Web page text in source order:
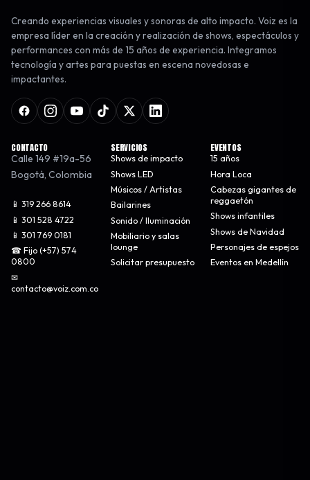
Creando experiencias visuales y sonoras de alto impacto. Voiz es la
empresa líder en la creación y realización de shows, espectáculos y
performances con más de 15 años de experiencia. Integramos
tecnología y artes para puestas en escena novedosas e
impactantes.
CONTACTO
Calle 149 #19a-56
Bogotá, Colombia
📱 319 266 8614
📱 301 528 4722
📱 301 769 0181
☎ Fijo (+57) 574
0800
✉
contacto@voiz.com.co
SERVICIOS
Shows de impacto
Shows LED
Músicos / Artistas
Bailarines
Sonido / Iluminación
Mobiliario y salas
lounge
Solicitar presupuesto
EVENTOS
15 años
Hora Loca
Cabezas gigantes de
reggaetón
Shows infantiles
Shows de Navidad
Personajes de espejos
Eventos en Medellín